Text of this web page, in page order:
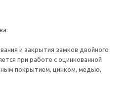
и закрытия замков двойного
при работе с оцинкованной
покрытием, цинком, медью,